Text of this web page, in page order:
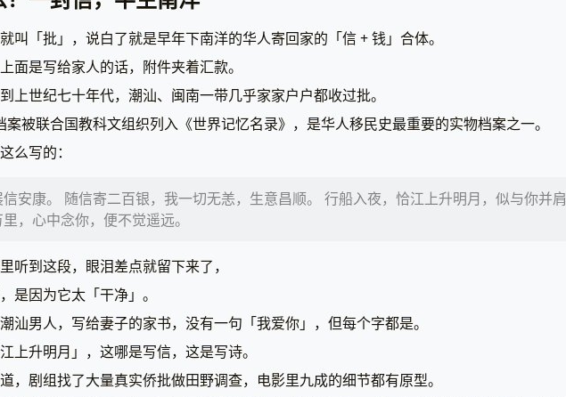
叫「批」，说白了就是早年下南洋的华人寄回家的「信 + 钱」合体。
面是写给家人的话，附件夹着汇款。
上世纪七十年代，潮汕、闽南一带几乎家家户户都收过批。
案被联合国教科文组织列入《世界记忆名录》，是华人移民史最重要的实物档案之一。
么写的：
安康。 随信寄二百银，我一切无恙，生意昌顺。 行船入夜，恰江上升明月，似与你并肩
，心中念你，便不觉遥远。
听到这段，眼泪差点就留下来了，
是因为它太「干净」。
汕男人，写给妻子的家书，没有一句「我爱你」，但每个字都是。
上升明月」，这哪是写信，这是写诗。
，剧组找了大量真实侨批做田野调查，电影里九成的细节都有原型。